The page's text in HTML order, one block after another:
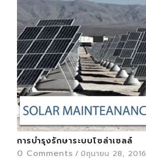
การบำรุงรักษาระบบโซล่าเซลล์
0 Comments / มิถุนายน 28, 2016